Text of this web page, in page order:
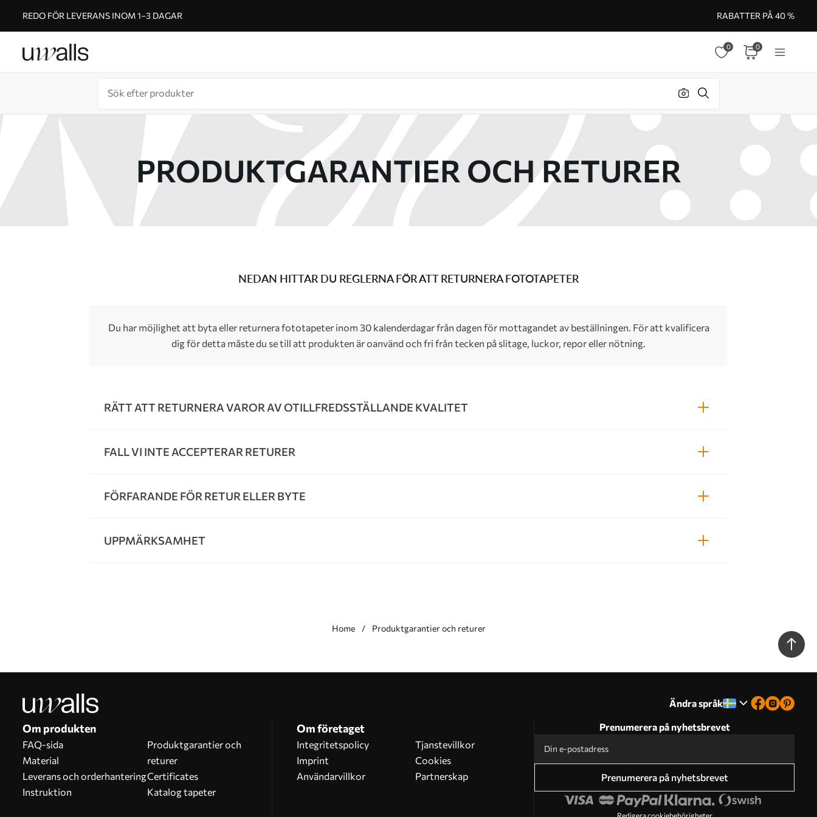
REDO FÖR LEVERANS INOM 1–3 DAGAR RABATTER PÅ 40 %
0 0
PRODUKTGARANTIER OCH RETURER
NEDAN HITTAR DU REGLERNA FÖR ATT RETURNERA FOTOTAPETER
Du har möjlighet att byta eller returnera fototapeter inom 30 kalenderdagar från dagen för mottagandet av beställningen. För att kvalificera
dig för detta måste du se till att produkten är oanvänd och fri från tecken på slitage, luckor, repor eller nötning.
RÄTT ATT RETURNERA VAROR AV OTILLFREDSSTÄLLANDE KVALITET
FALL VI INTE ACCEPTERAR RETURER
FÖRFARANDE FÖR RETUR ELLER BYTE
UPPMÄRKSAMHET
Home Produktgarantier och returer
Ändra språk
Om produkten
FAQ-sida
Material
Leverans och orderhantering
Instruktion
Produktgarantier och
returer
Certificates
Katalog tapeter
Om företaget
Integritetspolicy
Imprint
Användarvillkor
Tjanstevillkor
Cookies
Partnerskap
Prenumerera på nyhetsbrevet
Prenumerera på nyhetsbrevet
Redigera cookiebehörigheter